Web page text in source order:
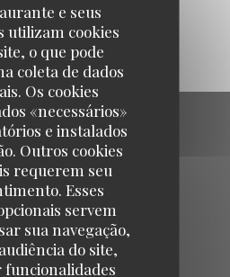
e seus
utilizam cookies
o que pode
coleta de dados
Os cookies
«necessários»
e instalados
Outros cookies
requerem seu
Esses
servem
sua navegação,
do site,
funcionalidades
((abre numa nova janela))